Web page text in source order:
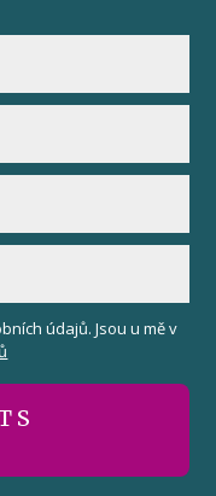
údajů. Jsou u mě v
S